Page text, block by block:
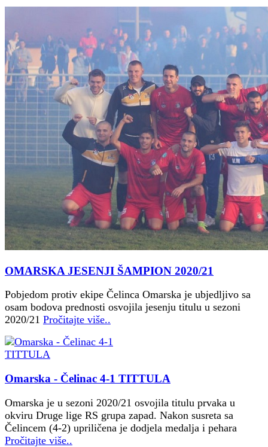
OMARSKA JESENJI ŠAMPION 2020/21
Pobjedom protiv ekipe Čelinca Omarska je ubjedljivo sa
osam bodova prednosti osvojila jesenju titulu u sezoni
2020/21 Pročitajte više..
Omarska - Čelinac 4-1 TITTULA
Omarska je u sezoni 2020/21 osvojila titulu prvaka u
okviru Druge lige RS grupa zapad. Nakon susreta sa
Čelincem (4-2) upriličena je dodjela medalja i pehara
Pročitajte više..